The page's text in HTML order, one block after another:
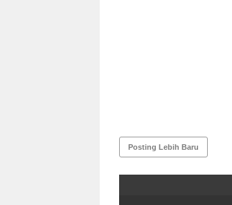
Posting Lebih Baru